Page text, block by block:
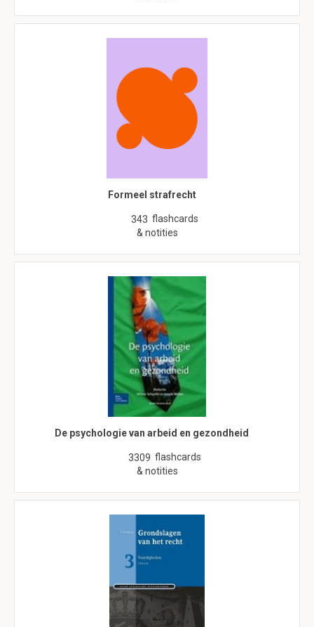
Formeel strafrecht
343 flashcards
& notities
De psychologie van arbeid en gezondheid
3309 flashcards
& notities